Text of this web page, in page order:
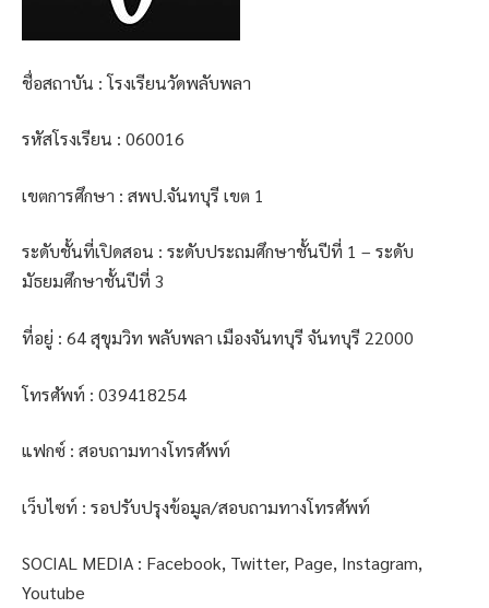
ชื่อสถาบัน : โรงเรียนวัดพลับพลา
รหัสโรงเรียน : 060016
เขตการศึกษา : สพป.จันทบุรี เขต 1
ระดับชั้นที่เปิดสอน : ระดับประถมศึกษาชั้นปีที่ 1 – ระดับ
มัธยมศึกษาชั้นปีที่ 3
ที่อยู่ : 64 สุขุมวิท พลับพลา เมืองจันทบุรี จันทบุรี 22000
โทรศัพท์ : 039418254
แฟกซ์ : สอบถามทางโทรศัพท์
เว็บไซท์ : รอปรับปรุงข้อมูล/สอบถามทางโทรศัพท์
SOCIAL MEDIA : Facebook, Twitter, Page, Instagram,
Youtube